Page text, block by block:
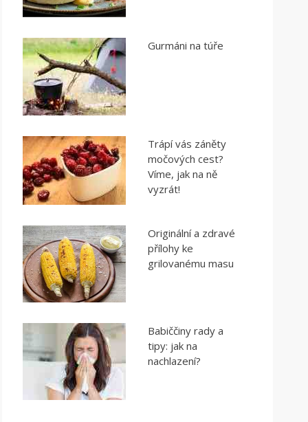
Gurmáni na túře
Trápí vás záněty
močových cest?
Víme, jak na ně
vyzrát!
Originální a zdravé
přílohy ke
grilovanému masu
Babiččiny rady a
tipy: jak na
nachlazení?